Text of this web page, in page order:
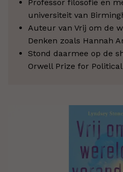
Professor filosofie en
universiteit van
Auteur van Vrij om de
Denken zoals Hannah
Stond daarmee op de
Orwell Prize for